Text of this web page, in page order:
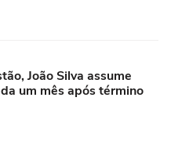
João Silva assume
um mês após término